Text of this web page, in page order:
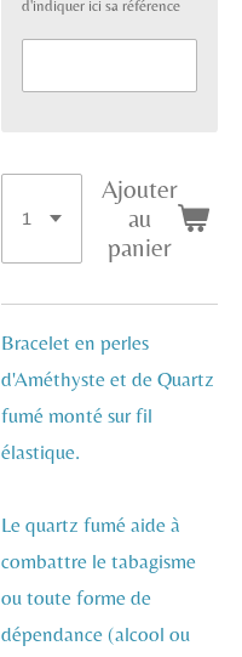
d'indiquer ici sa référence
Ajouter
au
panier
Bracelet en perles
d'Améthyste et de Quartz
fumé monté sur fil
élastique.
Le quartz fumé aide à
combattre le tabagisme
ou toute forme de
dépendance (alcool ou